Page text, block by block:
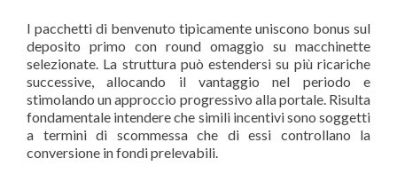
I pacchetti di benvenuto tipicamente uniscono bonus sul
deposito primo con round omaggio su macchinette
selezionate. La struttura può estendersi su più ricariche
successive, allocando il vantaggio nel periodo e
stimolando un approccio progressivo alla portale. Risulta
fondamentale intendere che simili incentivi sono soggetti
a termini di scommessa che di essi controllano la
conversione in fondi prelevabili.